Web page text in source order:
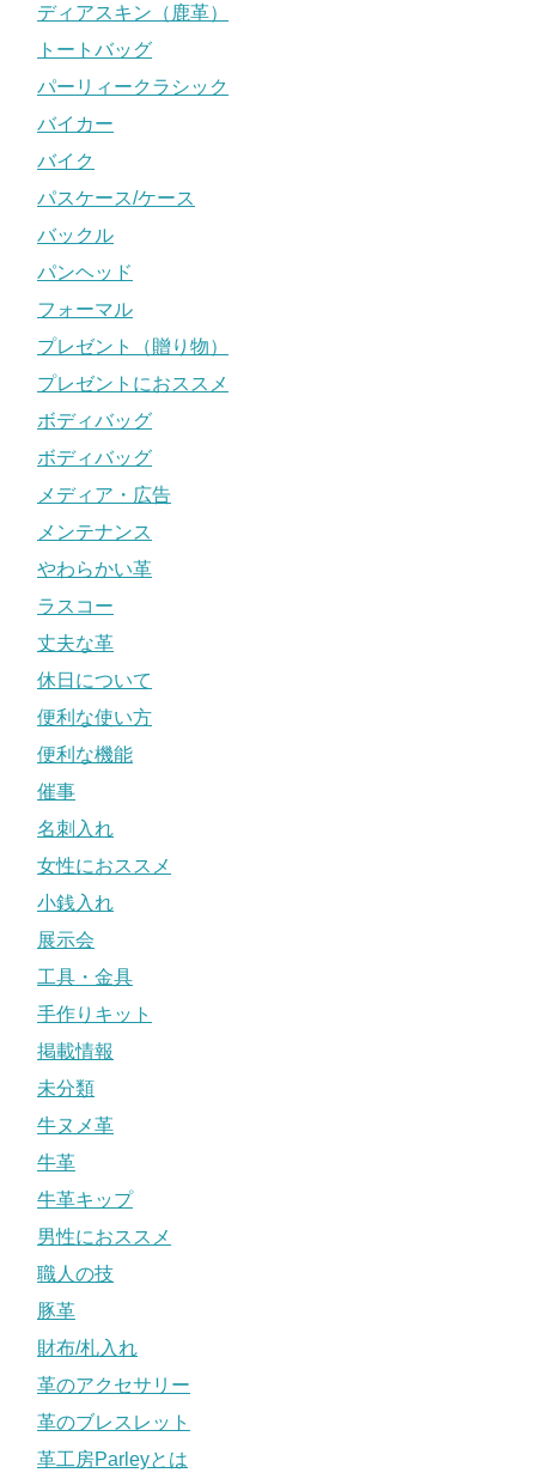
ディアスキン（鹿革）
トートバッグ
パーリィークラシック
バイカー
バイク
パスケース/ケース
バックル
パンヘッド
フォーマル
プレゼント（贈り物）
プレゼントにおススメ
ボディバッグ
ボディバッグ
メディア・広告
メンテナンス
やわらかい革
ラスコー
丈夫な革
休日について
便利な使い方
便利な機能
催事
名刺入れ
女性におススメ
小銭入れ
展示会
工具・金具
手作りキット
掲載情報
未分類
牛ヌメ革
牛革
牛革キップ
男性におススメ
職人の技
豚革
財布/札入れ
革のアクセサリー
革のブレスレット
革工房Parleyとは